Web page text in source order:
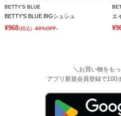
BETTY'S BLUE
BETTY’S BLUE BIGシュシュ
¥968(税込) -60%OFF-
エ
＼お買い物をも
アプリ新規会員登録で100